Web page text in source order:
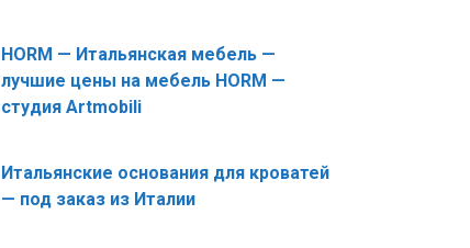
HORM — Итальянская мебель —
лучшие цены на мебель HORM —
студия Artmobili
Итальянские основания для кроватей
— под заказ из Италии